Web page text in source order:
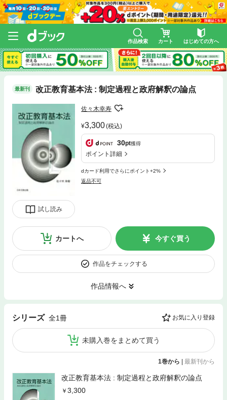
作品検索 カート はじめての方へ
最新刊 改正教育基本法 : 制定過程と政府解釈の論点
試し読み
佐々木幸寿
3,300(税込)
30pt獲得
ポイント詳細
dカード利用でさらにポイント+2%
返品不可
カートへ 今すぐ買う
作品をチェックする
作品情報へ
シリーズ 全1冊 お気に入り登録
未購入巻をまとめて買う
1巻から 最新刊から
改正教育基本法 : 制定過程と政府解釈の論点
3,300